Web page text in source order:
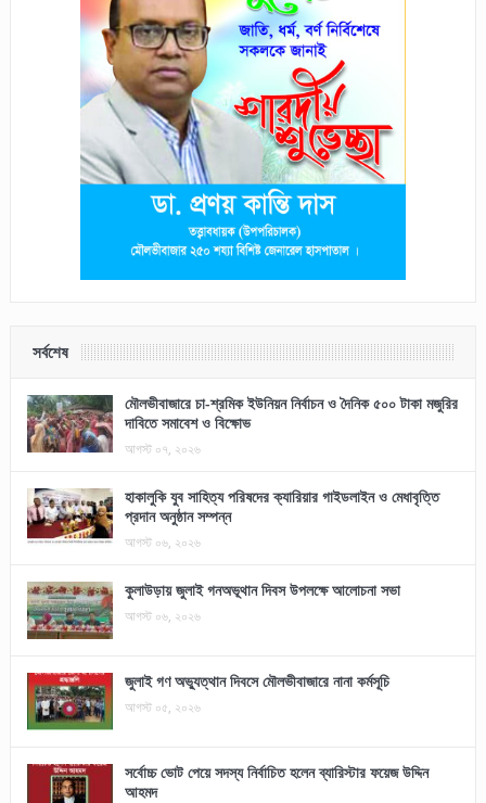
সর্বশেষ
মৌলভীবাজারে চা-শ্রমিক ইউনিয়ন নির্বাচন ও দৈনিক ৫০০ টাকা মজুরির
দাবিতে সমাবেশ ও বিক্ষোভ
আগস্ট ০৭, ২০২৬
হাকালুকি যুব সাহিত্য পরিষদের ক্যারিয়ার গাইডলাইন ও মেধাবৃত্তি
প্রদান অনুষ্ঠান সম্পন্ন
আগস্ট ০৬, ২০২৬
কুলাউড়ায় জুলাই গনঅভূথান দিবস উপলক্ষে আলোচনা সভা
আগস্ট ০৬, ২০২৬
জুলাই গণ অভ্যুত্থান দিবসে মৌলভীবাজারে নানা কর্মসূচি
আগস্ট ০৫, ২০২৬
সর্বোচ্চ ভোট পেয়ে সদস্য নির্বাচিত হলেন ব্যারিস্টার ফয়েজ উদ্দিন
আহমদ